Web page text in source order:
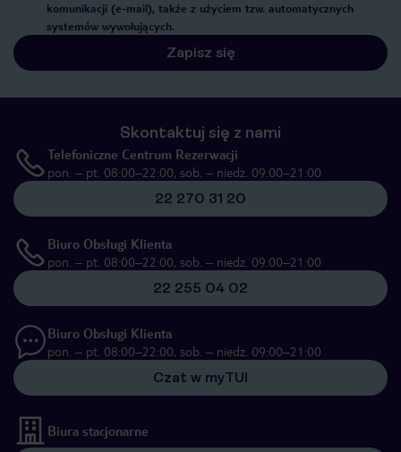
komunikacji (e-mail), także z użyciem tzw. automatycznych
systemów wywołujących.
Zapisz się
Skontaktuj się z nami
Telefoniczne Centrum Rezerwacji
pon. – pt. 08:00–22:00, sob. – niedz. 09:00–21:00
22 270 31 20
Biuro Obsługi Klienta
pon. – pt. 08:00–22:00, sob. – niedz. 09:00–21:00
22 255 04 02
Biuro Obsługi Klienta
pon. – pt. 08:00–22:00, sob. – niedz. 09:00–21:00
Czat w myTUI
Biura stacjonarne